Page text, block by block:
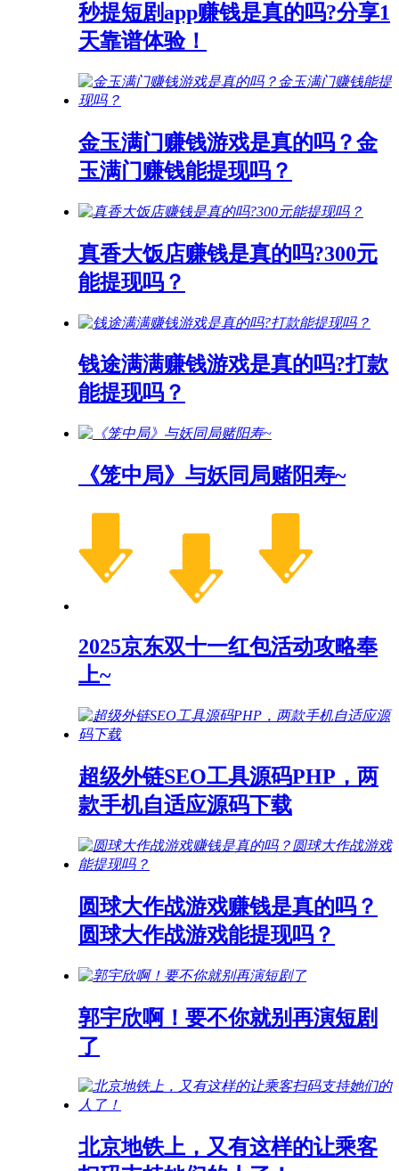
秒提短剧app赚钱是真的吗?分享1
天靠谱体验！
金玉满门赚钱游戏是真的吗？金
玉满门赚钱能提现吗？
真香大饭店赚钱是真的吗?300元
能提现吗？
钱途满满赚钱游戏是真的吗?打款
能提现吗？
《笼中局》与妖同局赌阳寿~
2025京东双十一红包活动攻略奉
上~
超级外链SEO工具源码PHP，两
款手机自适应源码下载
圆球大作战游戏赚钱是真的吗？
圆球大作战游戏能提现吗？
郭宇欣啊！要不你就别再演短剧
了
北京地铁上，又有这样的让乘客